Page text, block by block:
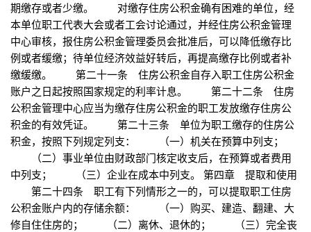
期缴存或者少缴。 对缴存住房公积金确有困难的单位，经
本单位职工代表大会或者工会讨论通过，并经住房公积金管理
中心审核，报住房公积金管理委员会批准后，可以降低缴存比
例或者缓缴；待单位经济效益好转后，再提高缴存比例或者补
缴缓缴。 第二十一条 住房公积金自存入职工住房公积金
账户之日起按照国家规定的利率计息。 第二十二条 住房
公积金管理中心应当为缴存住房公积金的职工发放缴存住房公
积金的有效凭证。 第二十三条 单位为职工缴存的住房公
积金，按照下列规定列支： （一）机关在预算中列支；
（二）事业单位由财政部门核定收支后，在预算或者费用
中列支； （三）企业在成本中列支。 第四章 提取和使用
第二十四条 职工有下列情形之一的，可以提取职工住房
公积金账户内的存储余额： （一）购买、建造、翻建、大
修自住住房的； （二）离休、退休的； （三）完全丧